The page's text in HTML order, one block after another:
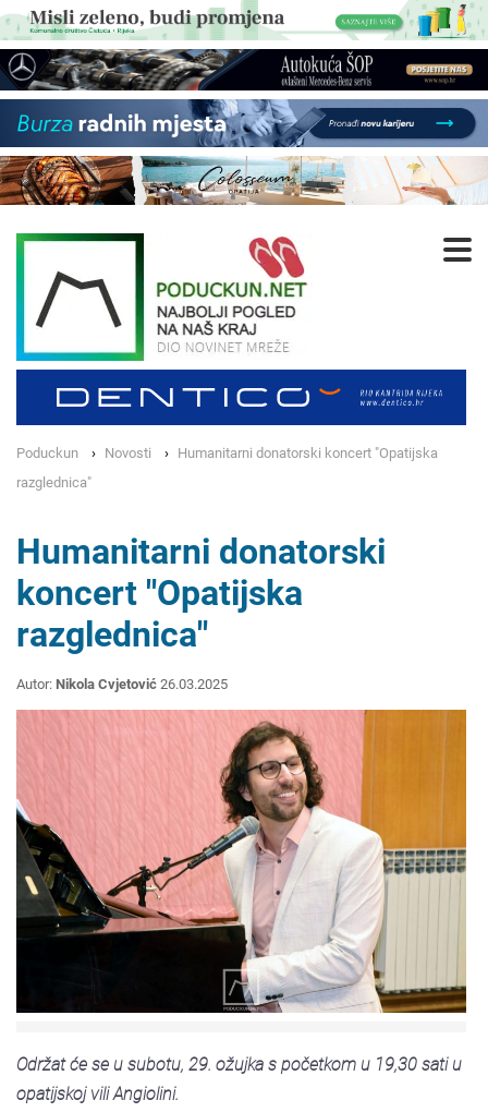
Poduckun Novosti
Humanitarni donatorski koncert "Opatijska
razglednica"
Humanitarni donatorski
koncert "Opatijska
razglednica"
Autor: Nikola Cvjetović 26.03.2025
Održat će se u subotu, 29. ožujka s početkom u 19,30 sati u
opatijskoj vili Angiolini.